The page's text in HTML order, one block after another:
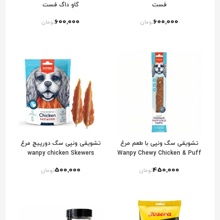
فست
600٬000تومان
گاو داگ فست
600٬000تومان
تشویقی سگ ونپی با طعم مرغ
Wanpy Chewy Chicken & Puff
450٬000تومان
تشویقی ونپی سگ دورپیچ مرغ
wanpy chicken Skewers
500٬000تومان